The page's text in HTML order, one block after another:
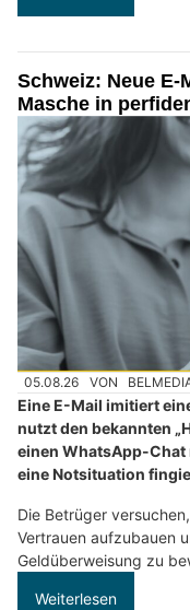
Schweiz: Neue E-
Masche in
05.08.26 VON
Eine E-Mail imitiert
nutzt den bekannten
einen WhatsApp-Chat
eine Notsituation
Die Betrüger
Vertrauen aufzubauen
Geldüberweisung zu
Weiterlesen